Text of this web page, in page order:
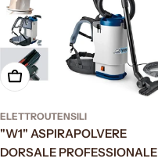
Aggiungi al carrello
ELETTROUTENSILI
"W1" ASPIRAPOLVERE
DORSALE PROFESSIONALE